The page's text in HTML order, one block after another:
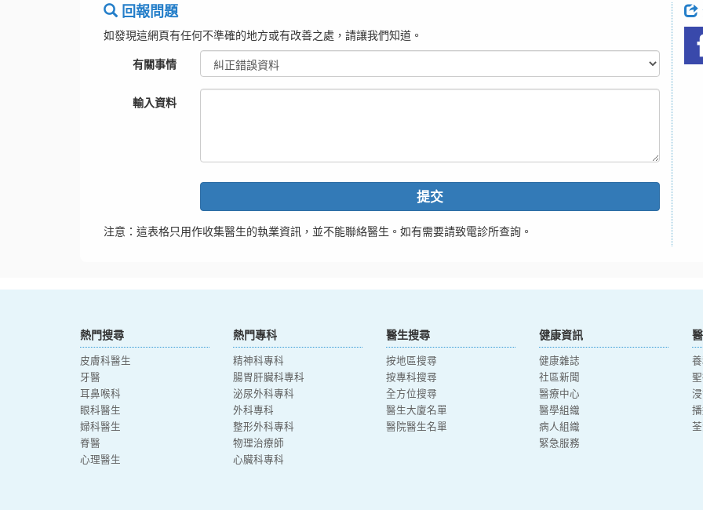
回報問題
如發現這網頁有任何不準確的地方或有改善之處，請讓我們知道。
有關事情
輸入資料
提交
注意：這表格只用作收集醫生的執業資訊，並不能聯絡醫生。如有需要請致電診所查詢。
熱門搜尋
皮膚科醫生
牙醫
耳鼻喉科
眼科醫生
婦科醫生
脊醫
心理醫生
熱門專科
精神科專科
腸胃肝臟科專科
泌尿外科專科
外科專科
整形外科專科
物理治療師
心臟科專科
醫生搜尋
按地區搜尋
按專科搜尋
全方位搜尋
醫生大廈名單
醫院醫生名單
健康資訊
健康雜誌
社區新聞
醫療中心
醫學組織
病人組織
緊急服務